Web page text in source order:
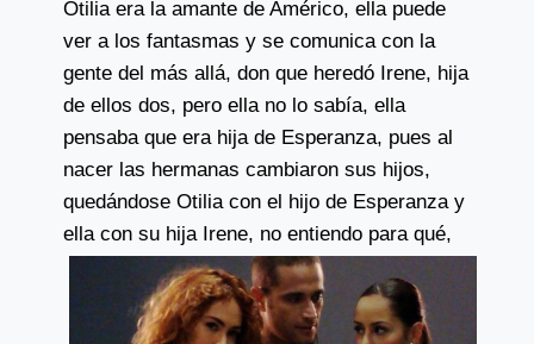
Otilia era la amante de Américo, ella puede
ver a los fantasmas y se comunica con la
gente del más allá, don que heredó Irene, hija
de ellos dos, pero ella no lo sabía, ella
pensaba que era hija de Esperanza, pues al
nacer las hermanas cambiaron sus hijos,
quedándose Otilia con el hijo de Esperanza y
ella con su hija Irene, no entiendo para qué,